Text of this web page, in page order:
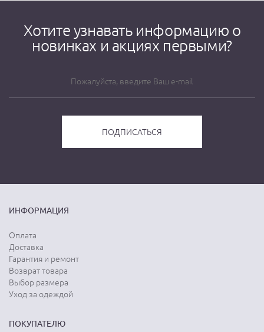
Хотите узнавать информацию о
новинках и акциях первыми?
ИНФОРМАЦИЯ
Оплата
Доставка
Гарантия и ремонт
Возврат товара
Выбор размера
Уход за одеждой
ПОКУПАТЕЛЮ